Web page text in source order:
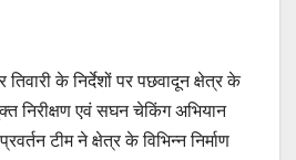
तिवारी के निर्देशों पर पछवादून क्षेत्र के
निरीक्षण एवं सघन चेकिंग अभियान
टीम ने क्षेत्र के विभिन्न निर्माण